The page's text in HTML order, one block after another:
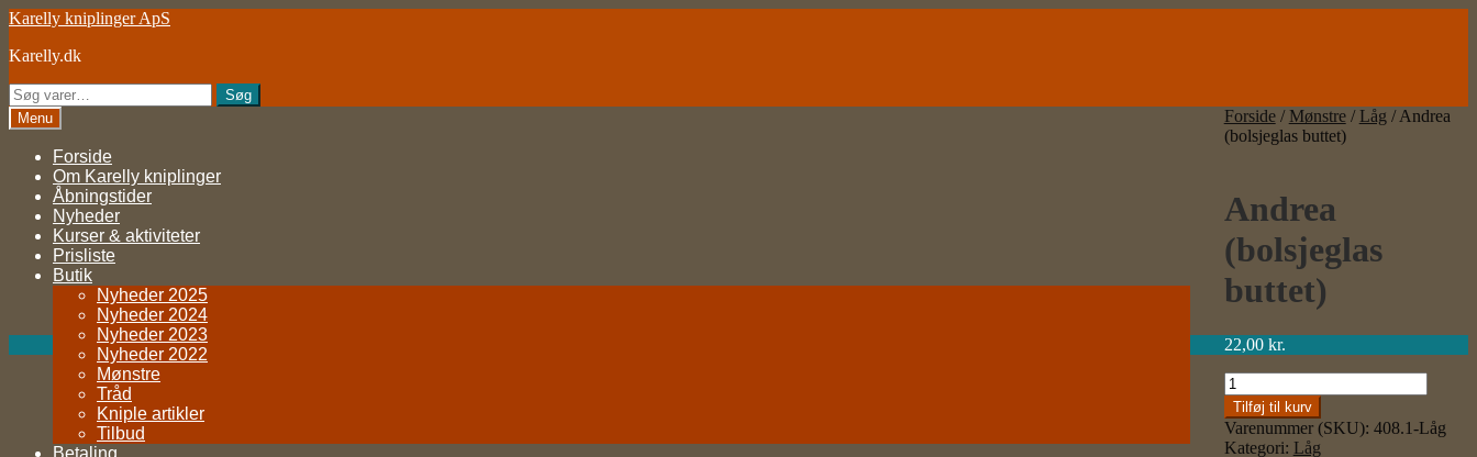
Spring
navigation
Spring
indhold
Karelly kniplinger ApS
Karelly.dk
Søg
efter:
Søg
Menu
Forside
Om Karelly kniplinger
Åbningstider
Nyheder
Kurser & aktiviteter
Prisliste
Butik
Nyheder 2025
Nyheder 2024
Nyheder 2023
Nyheder 2022
Mønstre
Tråd
Kniple artikler
Tilbud
Betaling
Forside/ Mønstre/ Låg /Andrea
(bolsjeglas buttet)
Andrea
(bolsjeglas
buttet)
22,00 kr.
Andrea
(bolsjeglas
buttet)
antal
Tilføj til kurv
Varenummer (SKU): 408.1-Låg
Kategori: Låg